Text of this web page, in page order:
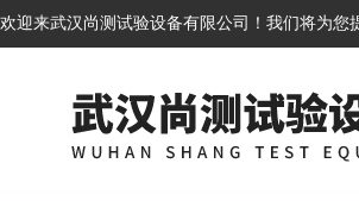
欢迎来武汉尚测试验设备有限公司！我们将为您